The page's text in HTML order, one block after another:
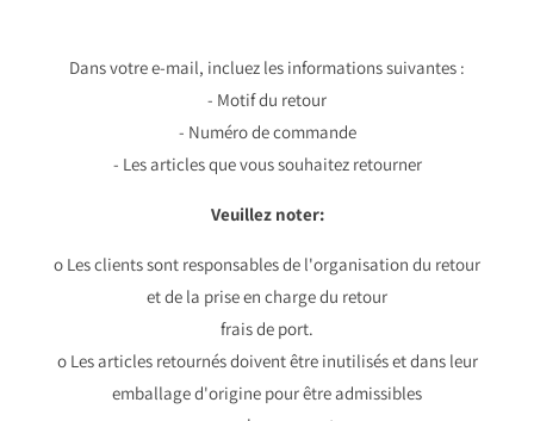
Dans votre e-mail, incluez les informations suivantes :
- Motif du retour
- Numéro de commande
- Les articles que vous souhaitez retourner
Veuillez noter:
o Les clients sont responsables de l'organisation du retour
et de la prise en charge du retour
frais de port.
o Les articles retournés doivent être inutilisés et dans leur
emballage d'origine pour être admissibles